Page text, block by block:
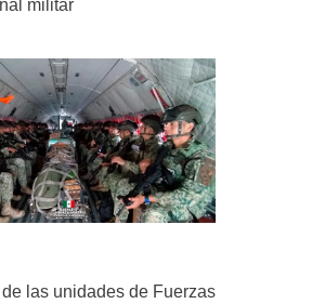
militar
de las unidades de Fuerzas